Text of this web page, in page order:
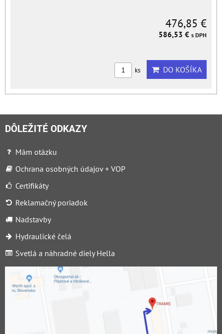
476,85 €
586,53 € s DPH
ks DO KOŠÍKA
DÔLEŽITÉ ODKAZY
Mám otázku
Ochrana osobných údajov + VOP
Certifikáty
Reklamačný poriadok
Nadstavby
Hydraulické čelá
Svetlá a náhradné diely Hella